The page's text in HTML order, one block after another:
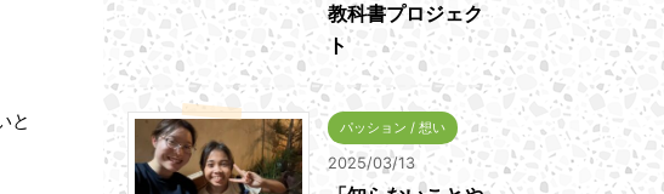
と
教科書プロジェク
ト
パッション / 想い
2025/03/13